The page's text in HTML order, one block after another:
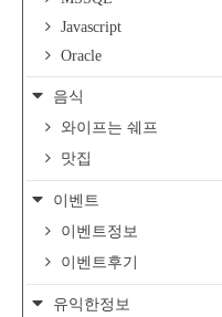
Javascript
Oracle
음식
와이프는 쉐프
맛집
이벤트
이벤트정보
이벤트후기
유익한정보